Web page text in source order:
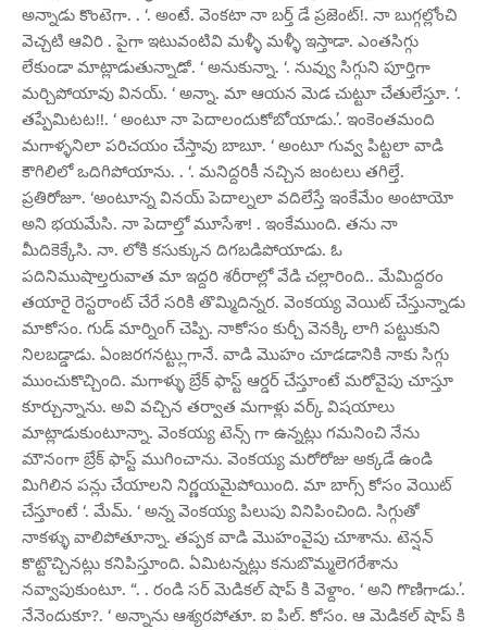
అన్నాడు కొంటెగా. . ‘. అంటే. వెంకటా నా బర్త్ డే ప్రజెంట్!. నా బుగ్గల్లోంచి
వెచ్చటి ఆవిరి . పైగా ఇటువంటివి మళ్ళీ మళ్ళీ ఇస్తాడా. ఎంతసిగ్గు
లేకుండా మాట్లాడుతున్నాడో. ‘ అనుకున్నా. ‘. నువ్వు సిగ్గుని పూర్తిగా
మర్చిపోయావు వినయ్. ‘ అన్నా. మా ఆయన మెడ చుట్టూ చేతులేస్తూ. ‘.
తప్పేమిటట!!. ‘ అంటూ నా పెదాలందుకోబోయాడు.’. ఇంకెంతమంది
మగాళ్ళనిలా పరిచయం చేస్తావు బాబూ. ‘ అంటూ గువ్వ పిట్టలా వాడి
కౌగిలిలో ఒదిగిపోయాను. . ‘. మనిద్దరికీ నచ్చిన జంటలు తగిల్తే.
ప్రతిరోజూ. ‘అంటూన్న వినయ్ పెదాల్నలా వదిలేస్తే ఇంకేమేం అంటాయో
అని భయమేసి. నా పెదాల్తో మూసేశా! . ఇంకేముంది. తను నా
మీదికెక్కేసి. నా. లోకి కసుక్కున దిగబడిపోయాడు. ఓ
పదినిముషాల్తరువాత మా ఇద్దరి శరీరాల్లో వేడి చల్లారింది.. మేమిద్దరం
తయారై రెస్టరాంట్ చేరే సరికి తొమ్మిదిన్నర. వెంకయ్య వెయిట్ చేస్తున్నాడు
మాకోసం. గుడ్ మార్నింగ్ చెప్పి. నాకోసం కుర్చీ వెనక్కి లాగి పట్టుకుని
నిలబడ్డాడు. ఏంజరగనట్ట్లుగానే. వాడి మొహం చూడడానికి నాకు సిగ్గు
ముంచుకొచ్చింది. మగాళ్ళు బ్రేక్ ఫాస్ట్ ఆర్డర్ చేస్తూంటే మరోవైపు చూస్తూ
కూర్చున్నాను. అవి వచ్చిన తర్వాత మగాళ్లు వర్క్ విషయాలు
మాట్లాడుకుంటూన్నా. వెంకయ్య టెన్స్ గా ఉన్నట్లు గమనించి నేను
మౌనంగా బ్రేక్ ఫాస్ట్ ముగించాను. వెంకయ్య మరోరోజు అక్కడే ఉండి
మిగిలిన పన్లు చేయాలని నిర్ణయమైపోయింది. మా బాగ్స్ కోసం వెయిట్
చేస్తూంటే ‘. మేమ్. ‘ అన్న వెంకయ్య పిలుపు వినిపించింది. సిగ్గుతో
నాకళ్ళు వాలిపోతూన్నా. తప్పక వాడి మొహంవైపు చూశాను. టెన్షన్
కొట్టొచ్చినట్లు కనిపిస్తూంది. ఏమిటన్నట్లు కనుబొమ్మలెగరేశాను
నవ్వాపుకుంటూ. “. . రండి సర్ మెడికల్ షాప్ కి వెళ్దాం. ‘ అని గొణిగాడు.’.
నేనెందుకూ?. ‘ అన్నాను ఆశ్యరపోతూ. ఐ పిల్. కోసం. ఆ మెడికల్ షాప్ కి